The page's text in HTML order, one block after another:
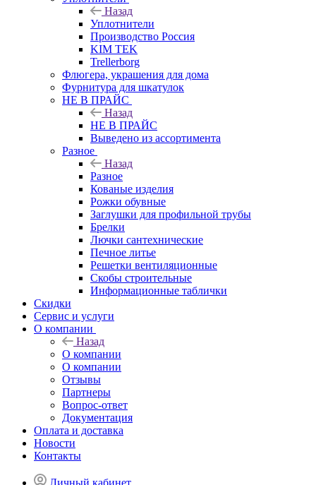
Назад
Уплотнители
Производство Россия
KIM TEK
Trellerborg
Флюгера, украшения для дома
Фурнитура для шкатулок
НЕ В ПРАЙС
Назад
НЕ В ПРАЙС
Выведено из ассортимента
Разное
Назад
Разное
Кованые изделия
Рожки обувные
Заглушки для профильной трубы
Брелки
Лючки сантехнические
Печное литье
Решетки вентиляционные
Скобы строительные
Информационные таблички
Скидки
Сервис и услуги
О компании
Назад
О компании
О компании
Отзывы
Партнеры
Вопрос-ответ
Документация
Оплата и доставка
Новости
Контакты
Личный кабинет